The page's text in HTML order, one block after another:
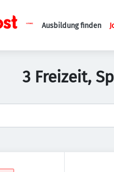
Ausbildung finden
3 Freizeit,